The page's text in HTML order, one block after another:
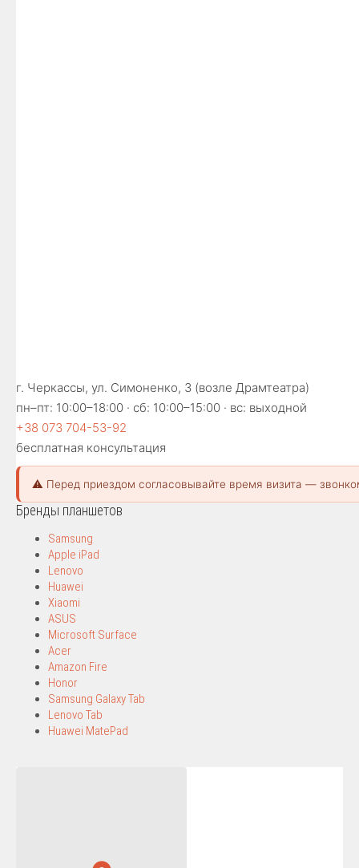
г. Черкассы, ул. Симоненко, 3 (возле Драмтеатра)
пн–пт: 10:00–18:00 · сб: 10:00–15:00 · вс: выходной
+38 073 704-53-92
бесплатная консультация
⚠️ Перед приездом согласовывайте время визита —
Бренды планшетов
Samsung
Apple iPad
Lenovo
Huawei
Xiaomi
ASUS
Microsoft Surface
Acer
Amazon Fire
Honor
Samsung Galaxy Tab
Lenovo Tab
Huawei MatePad